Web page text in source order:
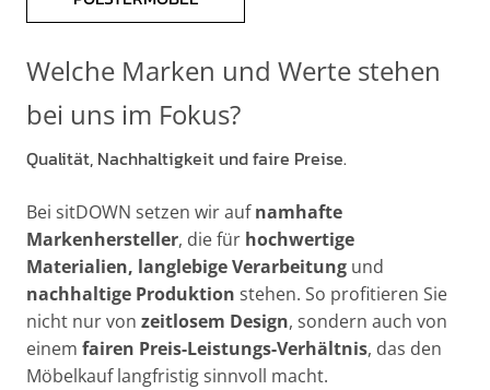
Welche Marken und Werte stehen
bei uns im Fokus?
Qualität, Nachhaltigkeit und faire Preise.
Bei sitDOWN setzen wir aufnamhafte
Markenhersteller, die für hochwertige
Materialien, langlebige Verarbeitung und
nachhaltige Produktion stehen. So profitieren Sie
nicht nur von zeitlosem Design, sondern auch von
einem fairen Preis-Leistungs-Verhältnis, das den
Möbelkauf langfristig sinnvoll macht.